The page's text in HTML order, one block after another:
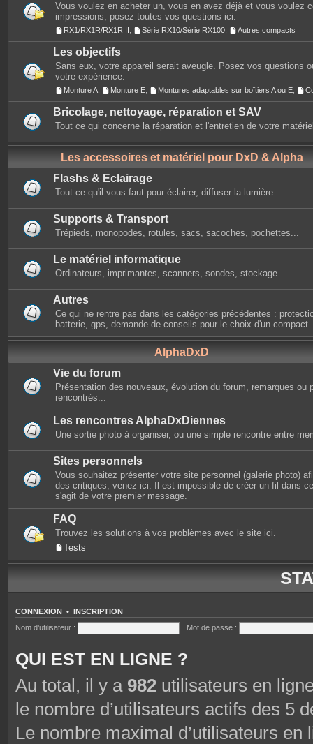
Vous voulez en acheter un, vous en avez déjà et vous voulez
impressions, posez toutes vos questions ici.
RX1/RX1R/RX1R II Série RX10/Série RX100 Autres compacts
Les objectifs
Sans eux, votre appareil serait aveugle. Posez vos questions
votre expérience.
Monture A Monture E Montures adaptables sur boîtiers A ou E
Bricolage, nettoyage, réparation et SAV
Tout ce qui concerne la réparation et l'entretien de votre
Les accessoires et matériel pour DxD & Alpha
Flashs & Eclairage
Tout ce qu'il vous faut pour éclairer, diffuser la lumière...
Supports & Transport
Trépieds, monopodes, rotules, sacs, sacoches, pochettes...
Le matériel informatique
Ordinateurs, imprimantes, scanners, sondes, stockage...
Autres
Ce qui ne rentre pas dans les catégories précédentes :
batterie, gps, demande de conseils pour le choix d'un
AlphaDxD
Vie du forum
Présentation des nouveaux, évolution du forum, remarques ou
rencontrés...
Les rencontres AlphaDxDiennes
Une sortie photo à organiser, ou une simple rencontre entre
Sites personnels
Vous souhaitez présenter votre site personnel (galerie photo)
des critiques, venez ici. Il est impossible de créer un fil dans
s'agit de votre premier message.
FAQ
Trouvez les solutions à vos problèmes avec le site ici.
Tests
CONNEXION • INSCRIPTION
Nom d’utilisateur :
Mot de passe :
QUI EST EN LIGNE ?
Au total, il y a 982 utilisateurs en
le nombre d’utilisateurs actifs des 5
Le nombre maximal d’utilisateurs